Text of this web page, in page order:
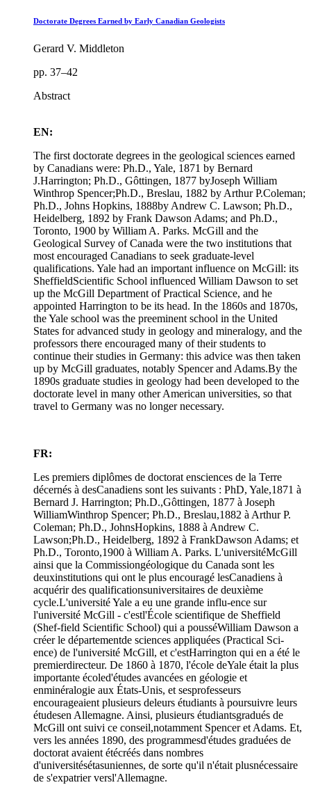
Doctorate Degrees Earned by Early Canadian Geologists
Gerard V. Middleton
pp. 37–42
Abstract
EN:
The first doctorate degrees in the geological sciences earned
by Canadians were: Ph.D., Yale, 1871 by Bernard
J.Harrington; Ph.D., Gôttingen, 1877 byJoseph William
Winthrop Spencer;Ph.D., Breslau, 1882 by Arthur P.Coleman;
Ph.D., Johns Hopkins, 1888by Andrew C. Lawson; Ph.D.,
Heidelberg, 1892 by Frank Dawson Adams; and Ph.D.,
Toronto, 1900 by William A. Parks. McGill and the
Geological Survey of Canada were the two institutions that
most encouraged Canadians to seek graduate-level
qualifications. Yale had an important influence on McGill: its
SheffieldScientific School influenced William Dawson to set
up the McGill Department of Practical Science, and he
appointed Harrington to be its head. In the 1860s and 1870s,
the Yale school was the preeminent school in the United
States for advanced study in geology and mineralogy, and the
professors there encouraged many of their students to
continue their studies in Germany: this advice was then taken
up by McGill graduates, notably Spencer and Adams.By the
1890s graduate studies in geology had been developed to the
doctorate level in many other American universities, so that
travel to Germany was no longer necessary.
FR:
Les premiers diplômes de doctorat ensciences de la Terre
décernés à desCanadiens sont les suivants : PhD, Yale,1871 à
Bernard J. Harrington; Ph.D.,Gôttingen, 1877 à Joseph
WilliamWinthrop Spencer; Ph.D., Breslau,1882 à Arthur P.
Coleman; Ph.D., JohnsHopkins, 1888 à Andrew C.
Lawson;Ph.D., Heidelberg, 1892 à FrankDawson Adams; et
Ph.D., Toronto,1900 à William A. Parks. L'universitéMcGill
ainsi que la Commissiongéologique du Canada sont les
deuxinstitutions qui ont le plus encouragé lesCanadiens à
acquérir des qualificationsuniversitaires de deuxième
cycle.L'université Yale a eu une grande influ-ence sur
l'université McGill - c'estl'École scientifique de Sheffield
(Shef-field Scientific School) qui a pousséWilliam Dawson a
créer le départementde sciences appliquées (Practical Sci-
ence) de l'université McGill, et c'estHarrington qui en a été le
premierdirecteur. De 1860 à 1870, l'école deYale était la plus
importante écoled'études avancées en géologie et
enminéralogie aux États-Unis, et sesprofesseurs
encourageaient plusieurs deleurs étudiants à poursuivre leurs
étudesen Allemagne. Ainsi, plusieurs étudiantsgradués de
McGill ont suivi ce conseil,notamment Spencer et Adams. Et,
vers les années 1890, des programmesd'études graduées de
doctorat avaient étécréés dans nombres
d'universitésétasuniennes, de sorte qu'il n'était plusnécessaire
de s'expatrier versl'Allemagne.